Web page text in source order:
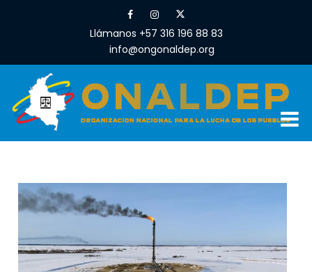
Llámanos +57 316 196 88 83
info@ongonaldep.org